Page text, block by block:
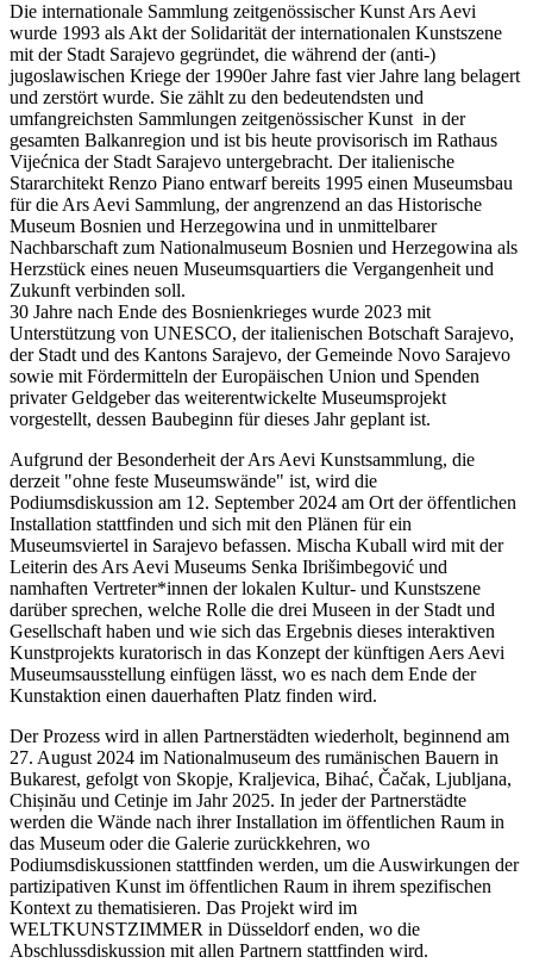
Die internationale Sammlung zeitgenössischer Kunst Ars Aevi
wurde 1993 als Akt der Solidarität der internationalen Kunstszene
mit der Stadt Sarajevo gegründet, die während der (anti-)
jugoslawischen Kriege der 1990er Jahre fast vier Jahre lang belagert
und zerstört wurde. Sie zählt zu den bedeutendsten und
umfangreichsten Sammlungen zeitgenössischer Kunst in der
gesamten Balkanregion und ist bis heute provisorisch im Rathaus
Vijećnica der Stadt Sarajevo untergebracht. Der italienische
Stararchitekt Renzo Piano entwarf bereits 1995 einen Museumsbau
für die Ars Aevi Sammlung, der angrenzend an das Historische
Museum Bosnien und Herzegowina und in unmittelbarer
Nachbarschaft zum Nationalmuseum Bosnien und Herzegowina als
Herzstück eines neuen Museumsquartiers die Vergangenheit und
Zukunft verbinden soll.
30 Jahre nach Ende des Bosnienkrieges wurde 2023 mit
Unterstützung von UNESCO, der italienischen Botschaft Sarajevo,
der Stadt und des Kantons Sarajevo, der Gemeinde Novo Sarajevo
sowie mit Fördermitteln der Europäischen Union und Spenden
privater Geldgeber das weiterentwickelte Museumsprojekt
vorgestellt, dessen Baubeginn für dieses Jahr geplant ist.
Aufgrund der Besonderheit der Ars Aevi Kunstsammlung, die
derzeit "ohne feste Museumswände" ist, wird die
Podiumsdiskussion am 12. September 2024 am Ort der öffentlichen
Installation stattfinden und sich mit den Plänen für ein
Museumsviertel in Sarajevo befassen. Mischa Kuball wird mit der
Leiterin des Ars Aevi Museums Senka Ibrišimbegović und
namhaften Vertreter*innen der lokalen Kultur- und Kunstszene
darüber sprechen, welche Rolle die drei Museen in der Stadt und
Gesellschaft haben und wie sich das Ergebnis dieses interaktiven
Kunstprojekts kuratorisch in das Konzept der künftigen Aers Aevi
Museumsausstellung einfügen lässt, wo es nach dem Ende der
Kunstaktion einen dauerhaften Platz finden wird.
Der Prozess wird in allen Partnerstädten wiederholt, beginnend am
27. August 2024 im Nationalmuseum des rumänischen Bauern in
Bukarest, gefolgt von Skopje, Kraljevica, Bihać, Čačak, Ljubljana,
Chișinău und Cetinje im Jahr 2025. In jeder der Partnerstädte
werden die Wände nach ihrer Installation im öffentlichen Raum in
das Museum oder die Galerie zurückkehren, wo
Podiumsdiskussionen stattfinden werden, um die Auswirkungen der
partizipativen Kunst im öffentlichen Raum in ihrem spezifischen
Kontext zu thematisieren. Das Projekt wird im
WELTKUNSTZIMMER in Düsseldorf enden, wo die
Abschlussdiskussion mit allen Partnern stattfinden wird.